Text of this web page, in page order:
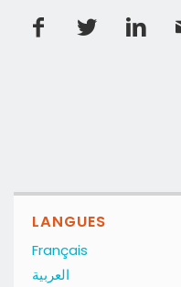
LANGUES
Français
العربية